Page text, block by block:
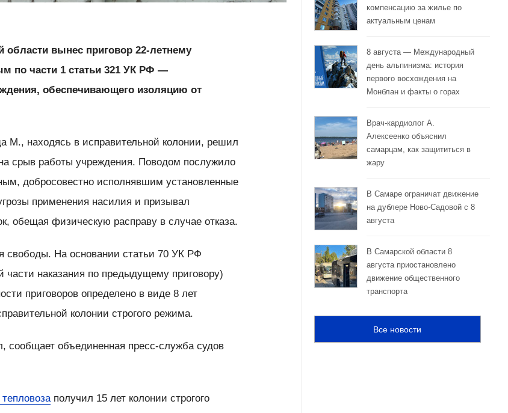
вынес приговор 22-летнему
по части 1 статьи 321 УК РФ —
обеспечивающего изоляцию от
М., находясь в исправительной колонии, решил
срыв работы учреждения. Поводом послужило
добросовестно исполнявшим установленные
применения насилия и призывал
обещая физическую расправу в случае отказа.
свободы. На основании статьи 70 УК РФ
части наказания по предыдущему приговору)
приговоров определено в виде 8 лет
колонии строгого режима.
сообщает объединенная пресс-служба судов
получил 15 лет колонии строгого
компенсацию за жилье по
актуальным ценам
8 августа — Международный
день альпинизма: история
первого восхождения на
Монблан и факты о горах
Врач-кардиолог А.
Алексеенко объяснил
самарцам, как защититься в
жару
В Самаре ограничат движение
на дублере Ново-Садовой с 8
августа
В Самарской области 8
августа приостановлено
движение общественного
транспорта
Все новости